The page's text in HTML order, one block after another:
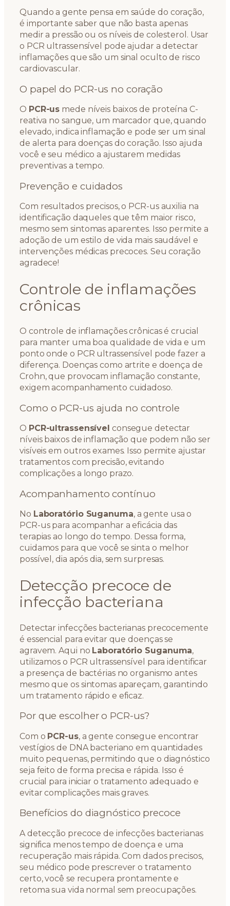
Quando a gente pensa em saúde do coração,
é importante saber que não basta apenas
medir a pressão ou os níveis de colesterol. Usar
o PCR ultrassensível pode ajudar a detectar
inflamações que são um sinal oculto de risco
cardiovascular.
O papel do PCR-us no coração
O PCR-us mede níveis baixos de proteína C-
reativa no sangue, um marcador que, quando
elevado, indica inflamação e pode ser um sinal
de alerta para doenças do coração. Isso ajuda
você e seu médico a ajustarem medidas
preventivas a tempo.
Prevenção e cuidados
Com resultados precisos, o PCR-us auxilia na
identificação daqueles que têm maior risco,
mesmo sem sintomas aparentes. Isso permite a
adoção de um estilo de vida mais saudável e
intervenções médicas precoces. Seu coração
agradece!
Controle de inflamações
crônicas
O controle de inflamações crônicas é crucial
para manter uma boa qualidade de vida e um
ponto onde o PCR ultrassensível pode fazer a
diferença. Doenças como artrite e doença de
Crohn, que provocam inflamação constante,
exigem acompanhamento cuidadoso.
Como o PCR-us ajuda no controle
O PCR-ultrassensível consegue detectar
níveis baixos de inflamação que podem não ser
visíveis em outros exames. Isso permite ajustar
tratamentos com precisão, evitando
complicações a longo prazo.
Acompanhamento contínuo
No Laboratório Suganuma, a gente usa o
PCR-us para acompanhar a eficácia das
terapias ao longo do tempo. Dessa forma,
cuidamos para que você se sinta o melhor
possível, dia após dia, sem surpresas.
Detecção precoce de
infecção bacteriana
Detectar infecções bacterianas precocemente
é essencial para evitar que doenças se
agravem. Aqui no Laboratório Suganuma,
utilizamos o PCR ultrassensível para identificar
a presença de bactérias no organismo antes
mesmo que os sintomas apareçam, garantindo
um tratamento rápido e eficaz.
Por que escolher o PCR-us?
Com o PCR-us, a gente consegue encontrar
vestígios de DNA bacteriano em quantidades
muito pequenas, permitindo que o diagnóstico
seja feito de forma precisa e rápida. Isso é
crucial para iniciar o tratamento adequado e
evitar complicações mais graves.
Benefícios do diagnóstico precoce
A detecção precoce de infecções bacterianas
significa menos tempo de doença e uma
recuperação mais rápida. Com dados precisos,
seu médico pode prescrever o tratamento
certo, você se recupera prontamente e
retoma sua vida normal sem preocupações.